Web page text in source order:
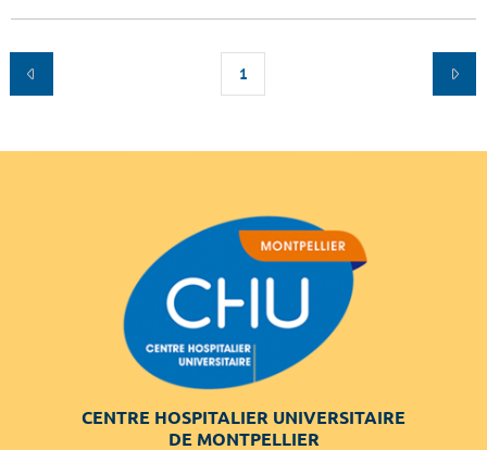
1
CENTRE HOSPITALIER UNIVERSITAIRE
DE MONTPELLIER